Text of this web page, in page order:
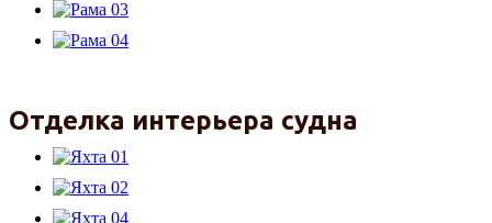
Отделка интерьера судна